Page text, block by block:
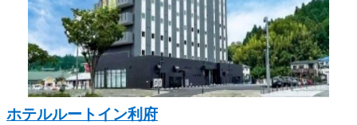
ホテルルートイン利府